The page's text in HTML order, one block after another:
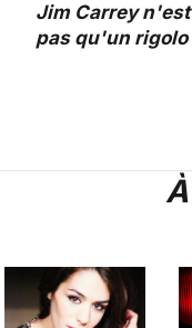
Jim Carrey n'est
pas qu'un rigolo